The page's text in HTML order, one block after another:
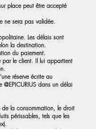
place peut être accepté
ne sera pas validée.
Les délais sont
la destination.
du paiement.
par le client. Il lui appartient
réserve écrite au
dans un délai
de la consommation, le droit
périssables, tels que les